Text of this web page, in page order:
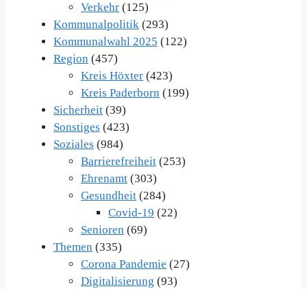
Verkehr (125)
Kommunalpolitik (293)
Kommunalwahl 2025 (122)
Region (457)
Kreis Höxter (423)
Kreis Paderborn (199)
Sicherheit (39)
Sonstiges (423)
Soziales (984)
Barrierefreiheit (253)
Ehrenamt (303)
Gesundheit (284)
Covid-19 (22)
Senioren (69)
Themen (335)
Corona Pandemie (27)
Digitalisierung (93)